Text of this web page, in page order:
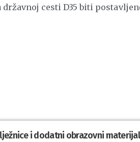
cesti D35 biti
i dodatni obrazovni materijal